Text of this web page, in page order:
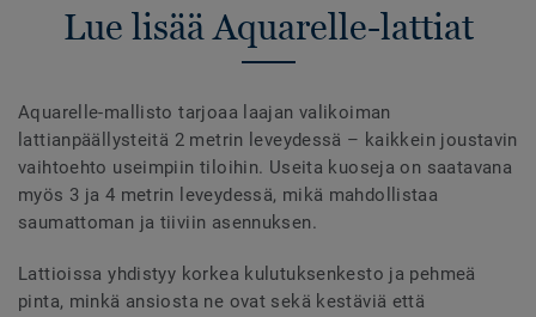
Lue lisää Aquarelle-lattiat
Aquarelle-mallisto tarjoaa laajan valikoiman
lattianpäällysteitä 2 metrin leveydessä – kaikkein joustavin
vaihtoehto useimpiin tiloihin. Useita kuoseja on saatavana
myös 3 ja 4 metrin leveydessä, mikä mahdollistaa
saumattoman ja tiiviin asennuksen.
Lattioissa yhdistyy korkea kulutuksenkesto ja pehmeä
pinta, minkä ansiosta ne ovat sekä kestäviä että